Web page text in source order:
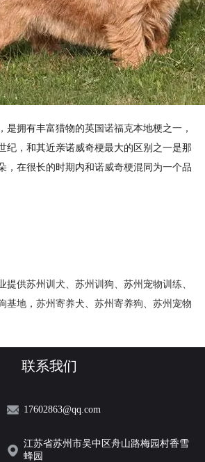
是拥有丰富猎物的英国 诺福克本地梗之一，
纪，和其近亲诺威奇梗最大的区别之一是那
，在很长的时期内和诺威奇梗混同为一个品
提供苏州训犬、 苏州训狗、 苏州宠物训练、
基地， 苏州寄养犬、 苏州寄养狗、 苏州宠物
联系我们
17602863@qq.com
江苏省苏州市吴中区舟山路梅园村香雪
蜂园